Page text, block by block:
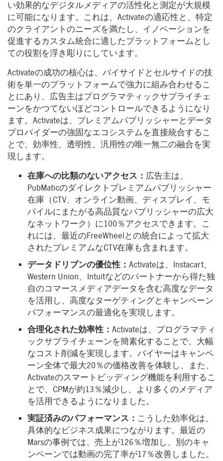
い効果的なデジタルメディアの活性化と測定が大規模
に可能になります。これは、Activateの適応性と、特定
のクライアントのニーズを満たし、イノベーションを
促進するカスタム統合に適したプラットフォームとし
ての役割を浮き彫りにしています。
Activateの成功の核心は、バイサイドとセルサイドの技
術を単一のプラットフォームで強力に組み合わせるこ
とにあり、広告主はプログラマティックサプライチェ
ーンをかつてないほどコントロールできるようになり
ます。Activateは、プレミアムパブリッシャーとデータ
プロバイダーの強固なエコシステムを直接統合するこ
とで、効率性、透明性、汎用性の唯一無二の融合を実
現します。
在庫への比類のないアクセス： 広告主は、
PubMaticのダイレクトプレミアムパブリッシャー
在庫（CTV、オンライン動画、ディスプレイ、モ
バイルにまたがる高品質なパブリッシャーの広大
なネットワーク）に100％アクセスできます。こ
れには、最近のFreeWheelとの統合によって拡大
されたプレミアムなCTV在庫も含まれます。
データドリブンの優位性： Activateは、Instacart、
Western Union、Intuitなどのパートナーから得た独
自のコマースメディアデータを含む高度なデータ
を活用し、高度なターゲティングとキャンペーン
パフォーマンスの最適化を実現します。
合理化された効率性： Activateは、プログラマティ
ックサプライチェーンを簡素化することで、大幅
なコスト削減を実現します。バイヤーはキャンペ
ーン全体で最大20％の価格改善を体験し、また、
Activateのスマートビッディング機能を利用するこ
とで、CPMが約13％減少し、より多くのメディア
を活用できるようになりました。
実証済みのパフォーマンス： こうした効率化は、
具体的なビジネス成果につながります。最近の
Marsの事例では、売上が126％増加し、別のキャ
ンペーンでは動画の完了率が17％改善しました。